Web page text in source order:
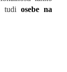
tudi osebe na